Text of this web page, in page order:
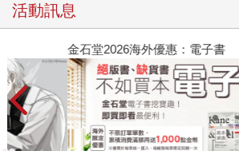
活動訊息
金石堂2026海外優惠：電子書